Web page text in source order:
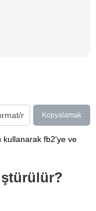
Kopyalamak
kullanarak fb2'ye ve